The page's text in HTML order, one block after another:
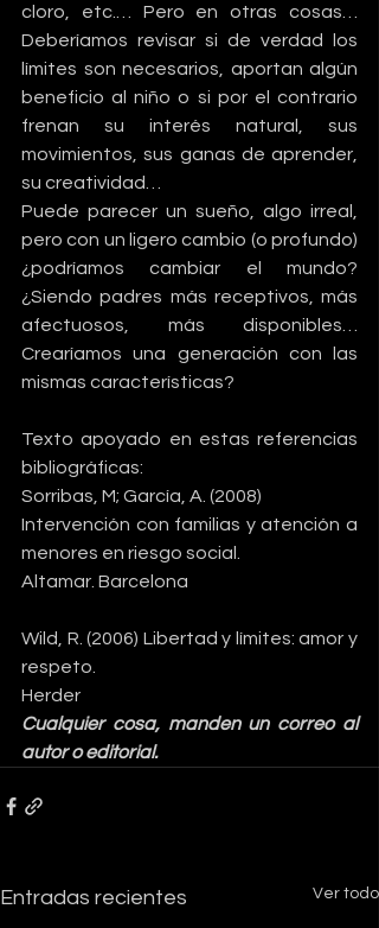
cloro, etc.… Pero en otras cosas…
Deberíamos revisar si de verdad los
límites son necesarios, aportan algún
beneficio al niño o si por el contrario
frenan su interés natural, sus
movimientos, sus ganas de aprender,
su creatividad…
Puede parecer un sueño, algo irreal,
pero con un ligero cambio (o profundo)
¿podríamos cambiar el mundo?
¿Siendo padres más receptivos, más
afectuosos, más disponibles…
Crearíamos una generación con las
mismas características?
Texto apoyado en estas referencias
bibliográficas:
Sorribas, M; García, A. (2008)
Intervención con familias y atención a
menores en riesgo social.
Altamar. Barcelona
Wild, R. (2006) Libertad y límites: amor y
respeto.
Herder
Cualquier cosa, manden un correo al
autor o editorial.
Entradas recientes Ver todo